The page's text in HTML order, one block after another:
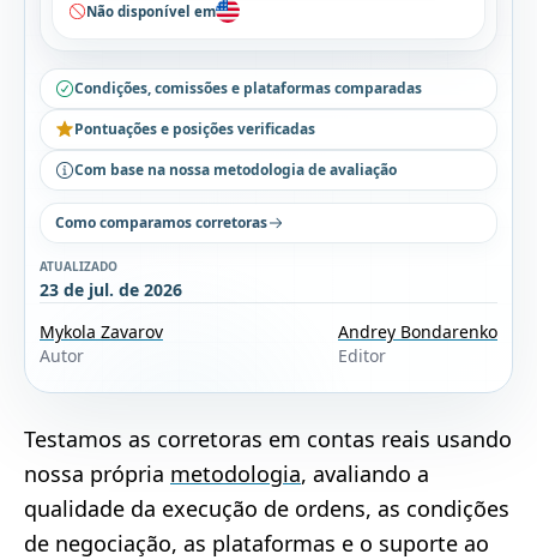
Não disponível em
Condições, comissões e plataformas comparadas
Pontuações e posições verificadas
Com base na nossa metodologia de avaliação
Como comparamos corretoras
ATUALIZADO
23 de jul. de 2026
Mykola Zavarov
Autor
Andrey Bondarenko
Editor
Testamos as corretoras em contas reais usando
nossa própria metodologia, avaliando a
qualidade da execução de ordens, as condições
de negociação, as plataformas e o suporte ao